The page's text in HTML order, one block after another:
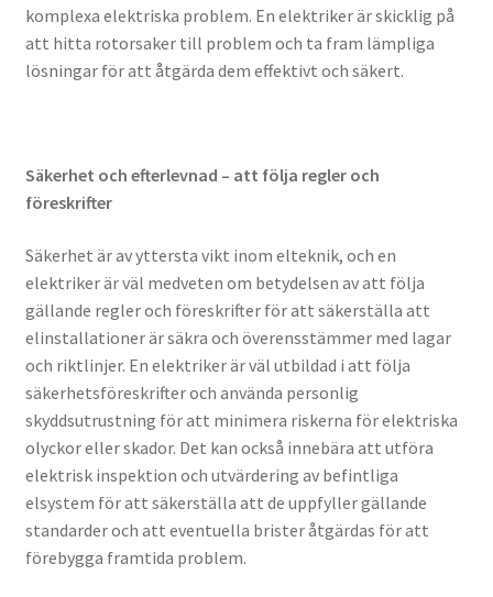
komplexa elektriska problem. En elektriker är skicklig på
att hitta rotorsaker till problem och ta fram lämpliga
lösningar för att åtgärda dem effektivt och säkert.
Säkerhet och efterlevnad – att följa regler och
föreskrifter
Säkerhet är av yttersta vikt inom elteknik, och en
elektriker är väl medveten om betydelsen av att följa
gällande regler och föreskrifter för att säkerställa att
elinstallationer är säkra och överensstämmer med lagar
och riktlinjer. En elektriker är väl utbildad i att följa
säkerhetsföreskrifter och använda personlig
skyddsutrustning för att minimera riskerna för elektriska
olyckor eller skador. Det kan också innebära att utföra
elektrisk inspektion och utvärdering av befintliga
elsystem för att säkerställa att de uppfyller gällande
standarder och att eventuella brister åtgärdas för att
förebygga framtida problem.